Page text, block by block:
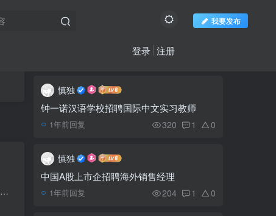
我要发布
登录 注册
1月21日，据柬埔寨卫生部发布病例通告，其中社区感染新增30例，外籍旅客12例，新增治愈18人、无新增死亡病例，柬埔寨新冠病例共计120956例，累计治愈117180例，累计死亡3015人。柬埔寨17天零死...
1 “走近海外园区，感受鲁
企风采” 云话山东走进柬埔
寨
日以来的最高新病例总数
公安部““断流”行动，从
慎独
钟一诺汉语学校招聘国际中文实习教师
1年前回复 320 1 0
慎独
中国A股上市企招聘海外销售经理
1年前回复 204 1 0